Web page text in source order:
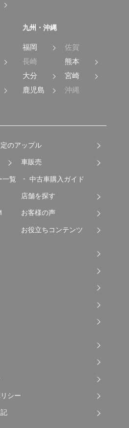
九州・沖縄
福岡
佐賀
長崎
熊本
大分
宮崎
鹿児島
沖縄
のアップル
一覧
車販売
中古車購入ガイド
店舗を探す
お客様の声
お役立ちコンテンツ
シー